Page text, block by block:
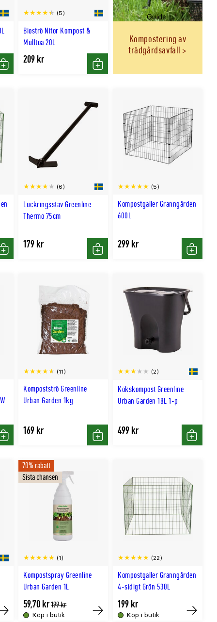
Köp
Bioströ Nitor Kompost &
Mulltoa 20L
(5)
209 kr
Köp
Guide
Kompostering av
trädgårdsavfall
Köp
Luckringsstav Greenline
Thermo 75cm
(6)
179 kr
Köp
Kompostgaller Granngården
600L
(5)
299 kr
Köp
Köp
Kompostströ Greenline
Urban Garden 1kg
(11)
169 kr
Köp
Kökskompost Greenline
Urban Garden 18L 1-p
(2)
499 kr
Köp
Tillfälligt
Kompostspray Greenline
Urban Garden 1L
(1)
70% rabatt
Sista chansen
Köp i butik
59,70 krTidligere
lägsta
pris
199 kr
Tillfälligt
Kompostgaller Granngården
4-sidigt Grön 530L
(22)
Köp i butik
199 kr
Tillfälligt